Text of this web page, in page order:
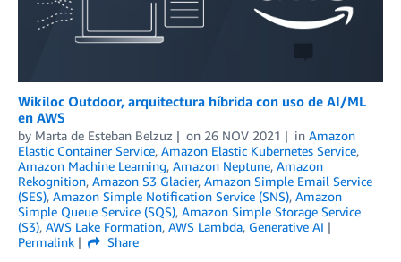
Wikiloc Outdoor, arquitectura híbrida con uso de AI/ML
en AWS
by Marta de Esteban Belzuz on 26 NOV 2021 in Amazon
Elastic Container Service, Amazon Elastic Kubernetes Service,
Amazon Machine Learning, Amazon Neptune, Amazon
Rekognition, Amazon S3 Glacier, Amazon Simple Email Service
(SES), Amazon Simple Notification Service (SNS), Amazon
Simple Queue Service (SQS), Amazon Simple Storage Service
(S3), AWS Lake Formation, AWS Lambda, Generative AI
Permalink
Share